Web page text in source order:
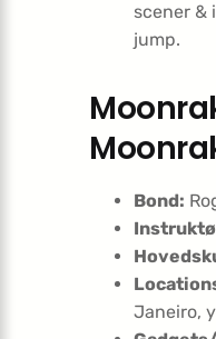
scener &
jump.
Bond:
Janeiro,